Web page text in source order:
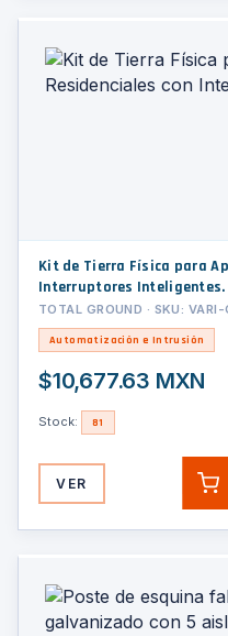
Kit de Tierra Física para
Interruptores Inteligentes.
TOTAL GROUND · SKU: VARI-
Automatización e Intrusión
$10,677.63 MXN
Stock: 81
VER